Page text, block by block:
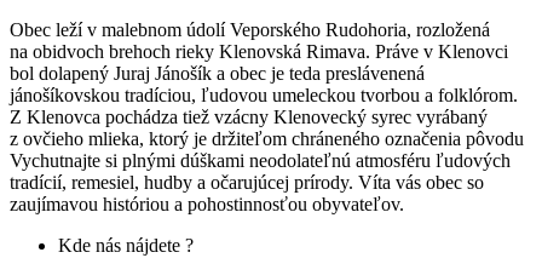
Obec leží v malebnom údolí Veporského Rudohoria, rozložená
na obidvoch brehoch rieky Klenovská Rimava. Práve v Klenovci
bol dolapený Juraj Jánošík a obec je teda preslávenená
jánošíkovskou tradíciou, ľudovou umeleckou tvorbou a folklórom.
Z Klenovca pochádza tiež vzácny Klenovecký syrec vyrábaný
z ovčieho mlieka, ktorý je držiteľom chráneného označenia pôvodu
Vychutnajte si plnými dúškami neodolateľnú atmosféru ľudových
tradícií, remesiel, hudby a očarujúcej prírody. Víta vás obec so
zaujímavou históriou a pohostinnosťou obyvateľov.
Kde nás nájdete ?